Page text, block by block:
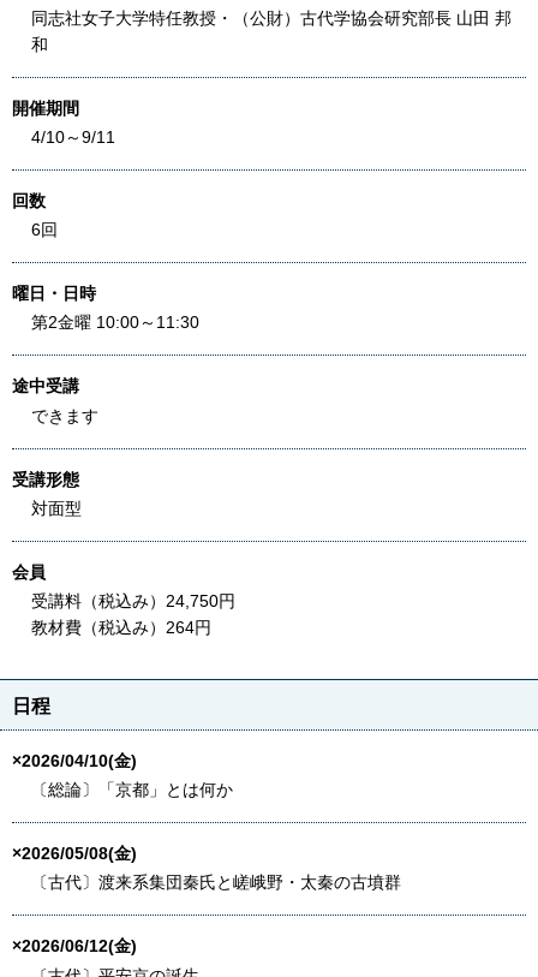
同志社女子大学特任教授・（公財）古代学協会研究部長 山田 邦
和
開催期間
4/10～9/11
回数
6回
曜日・日時
第2金曜 10:00～11:30
途中受講
できます
受講形態
対面型
会員
受講料（税込み）24,750円
教材費（税込み）264円
日程
×2026/04/10(金)
〔総論〕「京都」とは何か
×2026/05/08(金)
〔古代〕渡来系集団秦氏と嵯峨野・太秦の古墳群
×2026/06/12(金)